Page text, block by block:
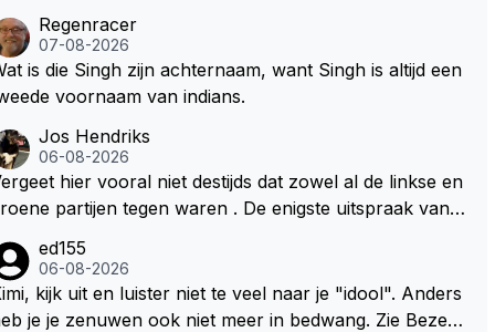
Regenracer
07-08-2026
is die Singh zijn achternaam, want Singh is altijd een
voornaam van indians.
Jos Hendriks
06-08-2026
hier vooral niet destijds dat zowel al de linkse en
partijen tegen waren . De enigste uitspraak van e
ze hun eigen uitlaat gassen inademen maar niet wet
was dat de F1 motor schoner is dan een normale a
Dus denk echt niet dat deze groene/wollen regering
ed155
06-08-2026
kijk uit en luister niet te veel naar je "idool". Anders
je je zenuwen ook niet meer in bedwang. Zie Bezech